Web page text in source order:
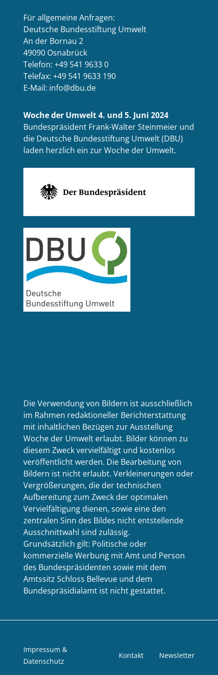
Für allgemeine Anfragen:
Deutsche Bundesstiftung Umwelt
An der Bornau 2
49090 Osnabrück
Telefon: +49 541 9633 0
Telefax: +49 541 9633 190
E-Mail: info@dbu.de
Woche der Umwelt 4. und 5. Juni 2024
Bundespräsident Frank-Walter Steinmeier und
die Deutsche Bundesstiftung Umwelt (DBU)
laden herzlich ein zur Woche der Umwelt.
Die Verwendung von Bildern ist ausschließlich
im Rahmen redaktioneller Berichterstattung
mit inhaltlichen Bezügen zur Ausstellung
Woche der Umwelt erlaubt. Bilder können zu
diesem Zweck vervielfältigt und kostenlos
veröffentlicht werden. Die Bearbeitung von
Bildern ist nicht erlaubt. Verkleinerungen oder
Vergrößerungen, die der technischen
Aufbereitung zum Zweck der optimalen
Vervielfältigung dienen, sowie eine den
zentralen Sinn des Bildes nicht entstellende
Ausschnittwahl sind zulässig.
Grundsätzlich gilt: Politische oder
kommerzielle Werbung mit Amt und Person
des Bundespräsidenten sowie mit dem
Amtssitz Schloss Bellevue und dem
Bundespräsidialamt ist nicht gestattet.
Impressum &
Datenschutz
Kontakt Newsletter